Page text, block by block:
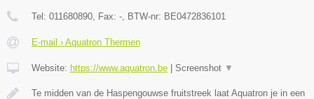
Tel: 011680890 , Fax: - , BTW-nr: BE0472836101
E-mail › Aquatron Thermen
Website: https://www.aquatron.be | Screenshot ▼
Te midden van de Haspengouwse fruitstreek laat Aquatron je in een